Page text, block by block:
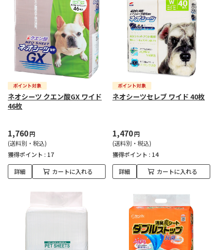
ネオシーツ クエン酸GX ワイド
46枚
1,760円
(送料別・税込)
獲得ポイント : 17
詳細 カートに入れる
ネオシーツセレブ ワイド 40枚
1,470円
(送料別・税込)
獲得ポイント : 14
詳細 カートに入れる